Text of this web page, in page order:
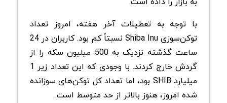
با توجه به تعطیلات آخر هفته، امروز تعداد
توکن‌سوزی Shiba Inu نسبتاً کم بود. کاربران در 24
ساعت گذشته نزدیک به 500 میلیون سکه را از
گردش خارج کردند. با وجودی که این تعداد زیر 1
میلیارد SHIB بود، اما تعداد کل توکن‌های سوزانده
شده امروز، هنوز بالاتر از حد متوسط ​​است.